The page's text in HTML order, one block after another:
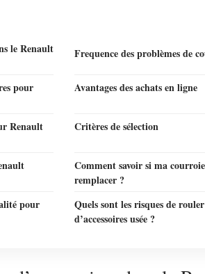
le Renault
Frequence des problèmes de
pour
Avantages des achats en ligne
Renault
Critères de sélection
Comment savoir si ma courroie
remplacer ?
pour
Quels sont les risques de
d’accessoires usée ?